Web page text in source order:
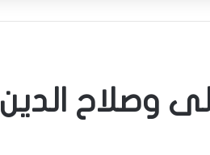
وصلاح الدين